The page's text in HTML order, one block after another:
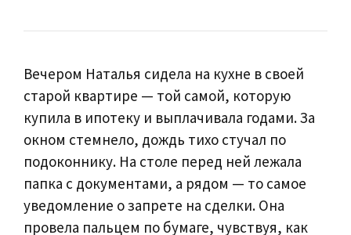
Вечером Наталья сидела на кухне в своей
старой квартире — той самой, которую
купила в ипотеку и выплачивала годами. За
окном стемнело, дождь тихо стучал по
подоконнику. На столе перед ней лежала
папка с документами, а рядом — то самое
уведомление о запрете на сделки. Она
провела пальцем по бумаге, чувствуя, как